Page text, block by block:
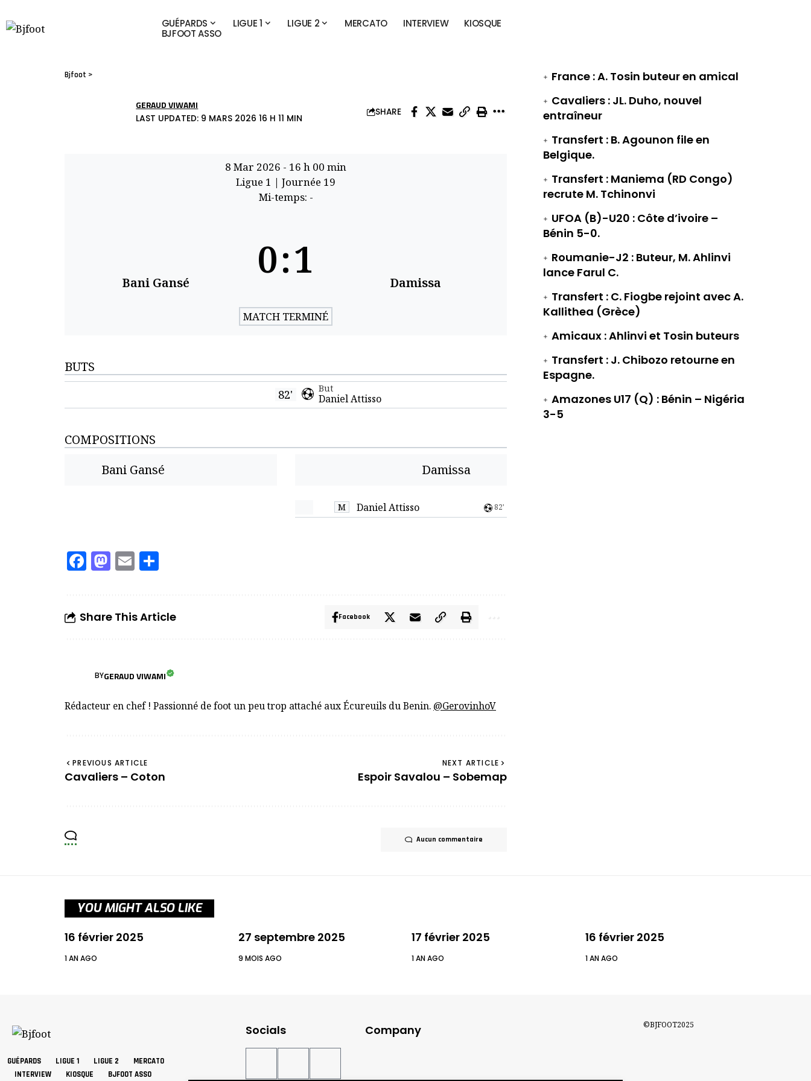
GUÉPARDS LIGUE 1 LIGUE 2 MERCATO INTERVIEW
KIOSQUE
BJFOOT ASSO
Bjfoot >
LAST UPDATED: 9 MARS 2026 16 H 11 MIN
GERAUD VIWAMI
SHARE
8 Mar 2026 - 16 h 00 min
Ligue 1 | Journée 19
Mi-temps: -
Bani Gansé 0:1 Damissa
MATCH TERMINÉ
BUTS
82' But
Daniel Attisso
COMPOSITIONS
Bani Gansé
Damissa
M Daniel Attisso 82'
Facebook
Mastodon
Email
Share This Article Facebook
BYGERAUD VIWAMI
Rédacteur en chef ! Passionné de foot un peu trop attaché aux Écureuils du Benin. @GerovinhoV
PREVIOUS ARTICLE
Cavaliers – Coton
NEXT ARTICLE
Espoir Savalou – Sobemap
Aucun commentaire
France : A. Tosin buteur en amical
Cavaliers : JL. Duho, nouvel
entraîneur
Transfert : B. Agounon file en
Belgique.
Transfert : Maniema (RD Congo)
recrute M. Tchinonvi
UFOA (B)-U20 : Côte d’ivoire –
Bénin 5-0.
Roumanie-J2 : Buteur, M. Ahlinvi
lance Farul C.
Transfert : C. Fiogbe rejoint avec A.
Kallithea (Grèce)
Amicaux : Ahlinvi et Tosin buteurs
Transfert : J. Chibozo retourne en
Espagne.
Amazones U17 (Q) : Bénin – Nigéria
3-5
YOU MIGHT ALSO LIKE
16 février 2025
1 AN AGO
27 septembre 2025
9 MOIS AGO
17 février 2025
1 AN AGO
16 février 2025
1 AN AGO
GUÉPARDS LIGUE 1 LIGUE 2
MERCATO
INTERVIEW
KIOSQUE BJFOOT ASSO
Socials Company ©BJFOOT2025